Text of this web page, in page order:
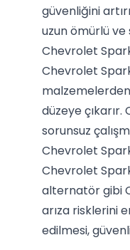
güvenliğini
uzun ömürlü ve
Chevrolet
Chevrolet
düzeye
sorunsuz
Chevrolet
Chevrolet
alternatör gibi
arıza risklerini
edilmesi,